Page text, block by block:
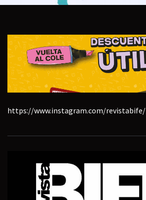
https://www.instagram.com/revistabife/